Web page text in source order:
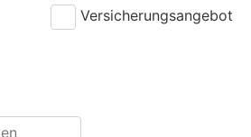
Versicherungsangebot